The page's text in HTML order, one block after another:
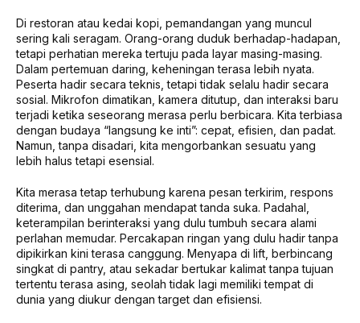
Di restoran atau kedai kopi, pemandangan yang muncul
sering kali seragam. Orang-orang duduk berhadap-hadapan,
tetapi perhatian mereka tertuju pada layar masing-masing.
Dalam pertemuan daring, keheningan terasa lebih nyata.
Peserta hadir secara teknis, tetapi tidak selalu hadir secara
sosial. Mikrofon dimatikan, kamera ditutup, dan interaksi baru
terjadi ketika seseorang merasa perlu berbicara. Kita terbiasa
dengan budaya “langsung ke inti”: cepat, efisien, dan padat.
Namun, tanpa disadari, kita mengorbankan sesuatu yang
lebih halus tetapi esensial.
Kita merasa tetap terhubung karena pesan terkirim, respons
diterima, dan unggahan mendapat tanda suka. Padahal,
keterampilan berinteraksi yang dulu tumbuh secara alami
perlahan memudar. Percakapan ringan yang dulu hadir tanpa
dipikirkan kini terasa canggung. Menyapa di lift, berbincang
singkat di pantry, atau sekadar bertukar kalimat tanpa tujuan
tertentu terasa asing, seolah tidak lagi memiliki tempat di
dunia yang diukur dengan target dan efisiensi.